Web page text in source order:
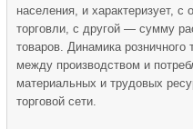
населения, и характеризует,
торговли, с другой — сумму
товаров. Динами­ка розничного
между производ­ством и
материальных и трудовых
торговой сети.